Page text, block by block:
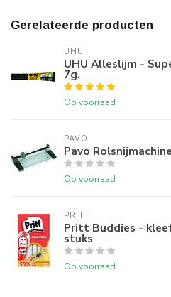
Gerelateerde producten
UHU
UHU Alleslijm -
7g.
Op voorraad
PAVO
Pavo Rolsnijmachine
Op voorraad
PRITT
Pritt Buddies -
stuks
Op voorraad